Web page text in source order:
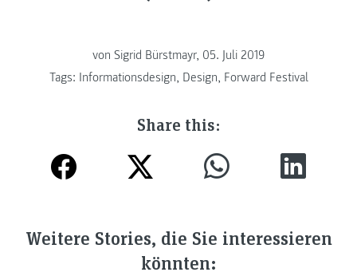
von Sigrid Bürstmayr, 05. Juli 2019
Tags: Informationsdesign, Design, Forward Festival
Share this:
Weitere Stories, die Sie interessieren
könnten: